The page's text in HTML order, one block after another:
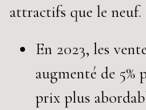
attractifs que le neuf.
En 2023, les
augmenté de 5%
prix plus